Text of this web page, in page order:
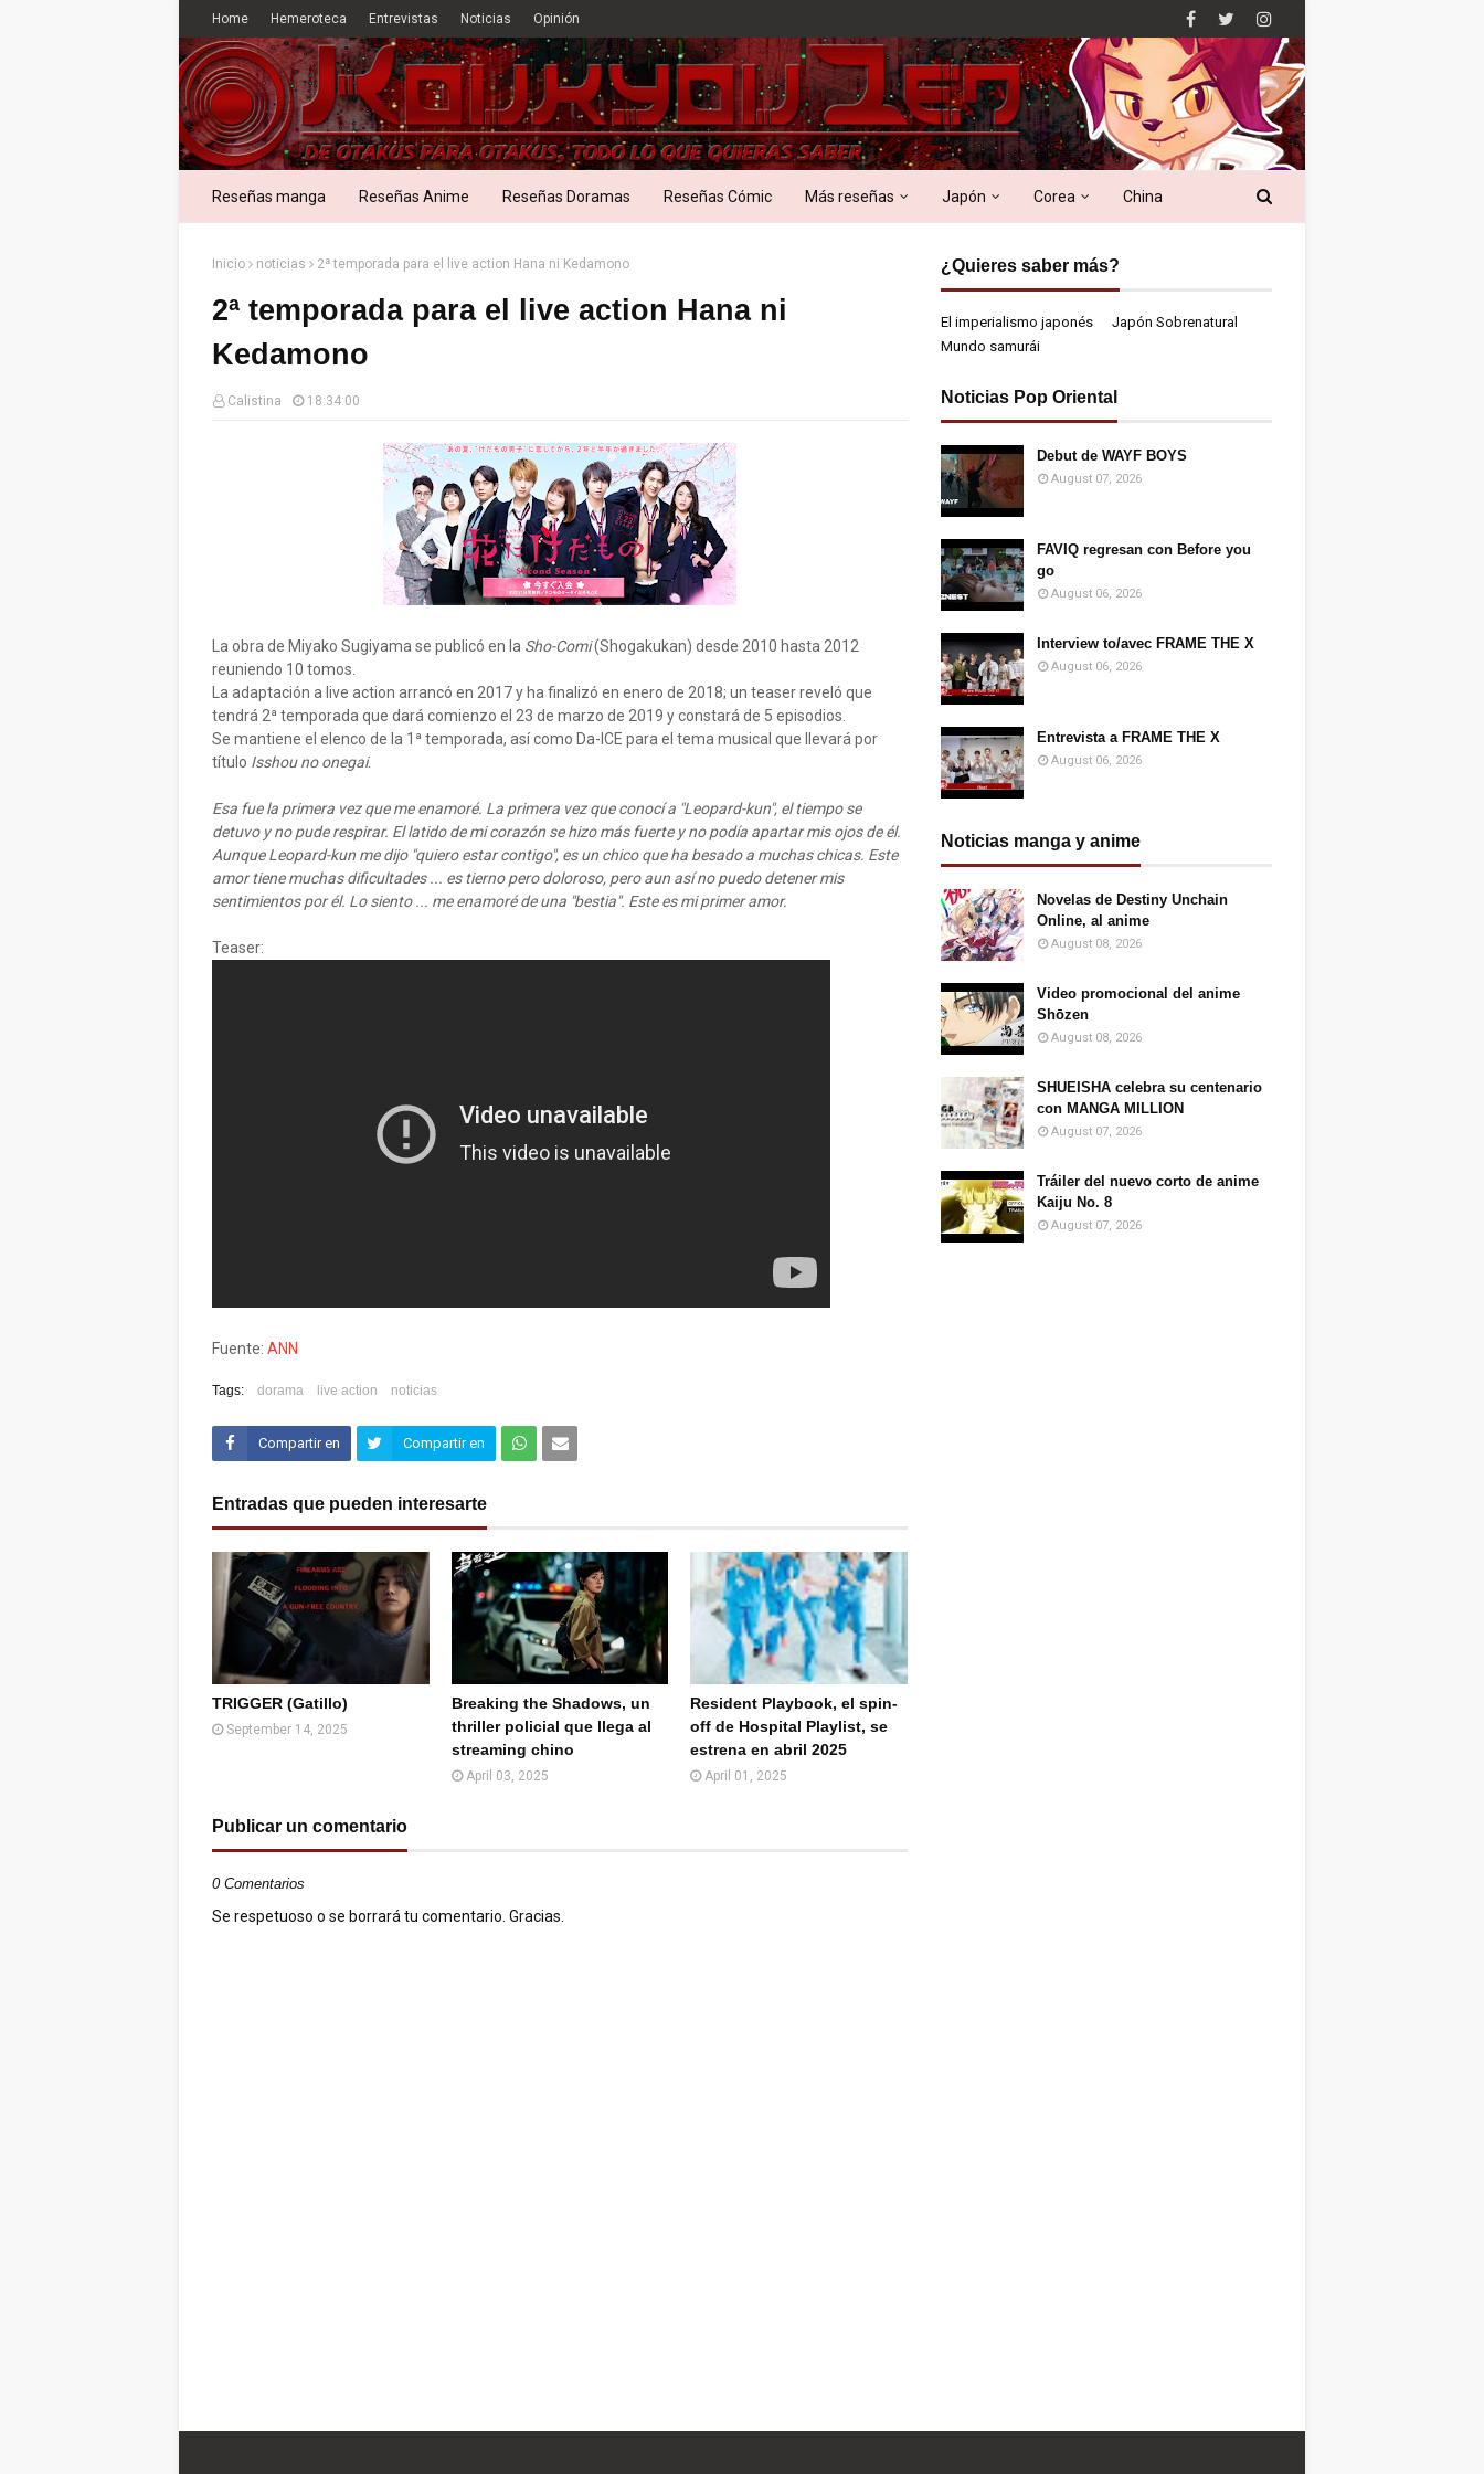
Home Hemeroteca Entrevistas Noticias Opinión
Reseñas manga Reseñas Anime Reseñas Doramas Reseñas Cómic Más reseñas Japón Corea China
Inicio noticias 2ª temporada para el live action Hana ni Kedamono
2ª temporada para el live action Hana ni
Kedamono
Calistina 18:34:00
La obra de Miyako Sugiyama se publicó en la Sho-Comi(Shogakukan) desde 2010 hasta 2012
reuniendo 10 tomos.
La adaptación a live action arrancó en 2017 y ha finalizó en enero de 2018; un teaser reveló que
tendrá 2ª temporada que dará comienzo el 23 de marzo de 2019 y constará de 5 episodios.
Se mantiene el elenco de la 1ª temporada, así como Da-ICE para el tema musical que llevará por
título Isshou no onegai.
Esa fue la primera vez que me enamoré. La primera vez que conocí a "Leopard-kun", el tiempo se
detuvo y no pude respirar. El latido de mi corazón se hizo más fuerte y no podía apartar mis ojos de él.
Aunque Leopard-kun me dijo "quiero estar contigo", es un chico que ha besado a muchas chicas. Este
amor tiene muchas dificultades ... es tierno pero doloroso, pero aun así no puedo detener mis
sentimientos por él. Lo siento ... me enamoré de una "bestia". Este es mi primer amor.
Teaser:
Fuente: ANN
Tags: dorama live action noticias
Compartir en Compartir en
en
What
sApp
(Web
por
Email
Entradas que pueden interesarte
TRIGGER (Gatillo)
September 14, 2025
Breaking the Shadows, un
thriller policial que llega al
streaming chino
April 03, 2025
Resident Playbook, el spin-
off de Hospital Playlist, se
estrena en abril 2025
April 01, 2025
Publicar un comentario
0 Comentarios
Se respetuoso o se borrará tu comentario. Gracias.
¿Quieres saber más?
El imperialismo japonés
Japón Sobrenatural
Mundo samurái
Noticias Pop Oriental
Debut de WAYF BOYS
August 07, 2026
FAVIQ regresan con Before you
go
August 06, 2026
Interview to/avec FRAME THE X
August 06, 2026
Entrevista a FRAME THE X
August 06, 2026
Noticias manga y anime
Novelas de Destiny Unchain
Online, al anime
August 08, 2026
Video promocional del anime
Shōzen
August 08, 2026
SHUEISHA celebra su centenario
con MANGA MILLION
August 07, 2026
Tráiler del nuevo corto de anime
Kaiju No. 8
August 07, 2026